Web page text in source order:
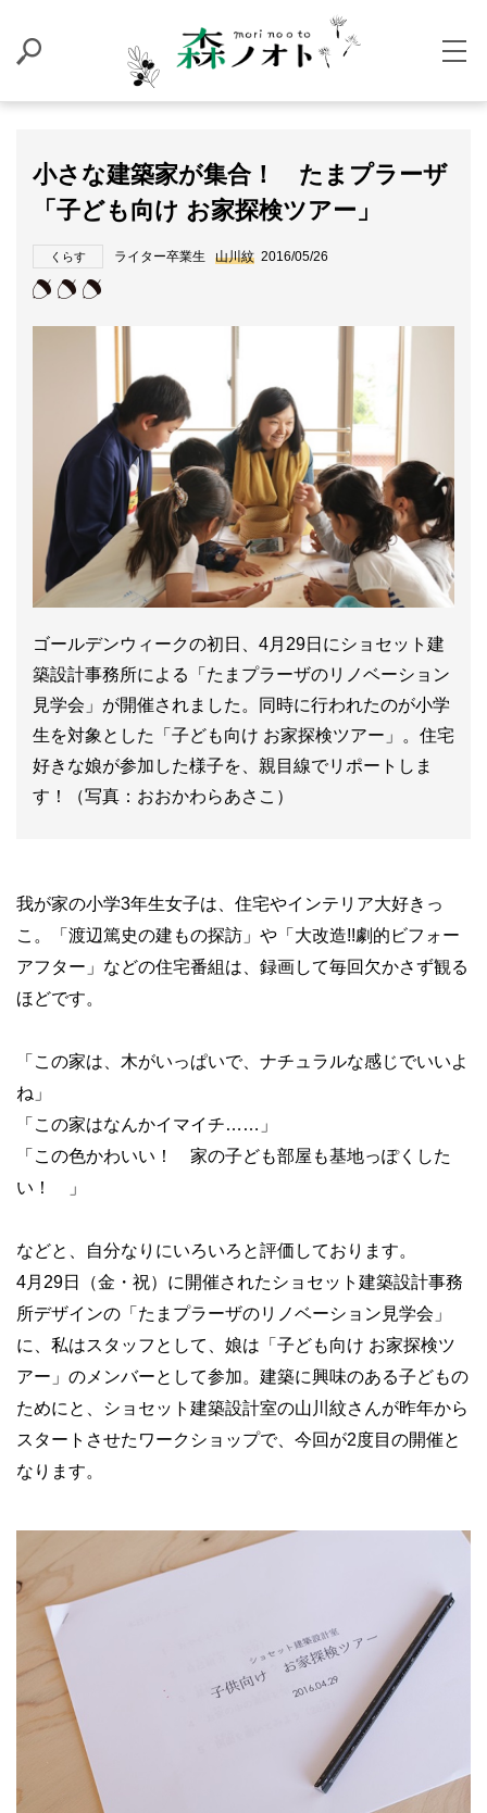
小さな建築家が集合！ たまプラーザ
「子ども向け お家探検ツアー」
くらす ライター卒業生 山川紋 2016/05/26
ゴールデンウィークの初日、4月29日にショセット建
築設計事務所による「たまプラーザのリノベーション
見学会」が開催されました。同時に行われたのが小学
生を対象とした「子ども向け お家探検ツアー」。住宅
好きな娘が参加した様子を、親目線でリポートしま
す！（写真：おおかわらあさこ）
我が家の小学3年生女子は、住宅やインテリア大好きっ
こ。「渡辺篤史の建もの探訪」や「大改造!!劇的ビフォー
アフター」などの住宅番組は、録画して毎回欠かさず観る
ほどです。
「この家は、木がいっぱいで、ナチュラルな感じでいいよ
ね」
「この家はなんかイマイチ……」
「この色かわいい！ 家の子ども部屋も基地っぽくした
い！ 」
などと、自分なりにいろいろと評価しております。
4月29日（金・祝）に開催されたショセット建築設計事務
所デザインの「たまプラーザのリノベーション見学会」
に、私はスタッフとして、娘は「子ども向け お家探検ツ
アー」のメンバーとして参加。建築に興味のある子どもの
ためにと、ショセット建築設計室の山川紋さんが昨年から
スタートさせたワークショップで、今回が2度目の開催と
なります。